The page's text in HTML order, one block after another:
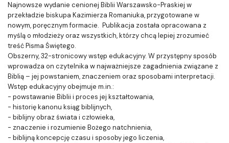
Najnowsze wydanie cenionej Biblii Warszawsko-Praskiej w
przekładzie biskupa Kazimierza Romaniuka, przygotowane w
nowym, poręcznym formacie. Publikacja została opracowana z
myślą o młodzieży oraz wszystkich, którzy chcą lepiej zrozumieć
treść Pisma Świętego.
Obszerny, 32-stronicowy wstęp edukacyjny. W przystępny sposób
wprowadza on czytelnika w najważniejsze zagadnienia związane z
Biblią – jej powstaniem, znaczeniem oraz sposobami interpretacji.
Wstęp edukacyjny obejmuje m.in.:
- powstawanie Biblii i proces jej kształtowania,
- historię kanonu ksiąg biblijnych,
- biblijny obraz świata i człowieka,
- znaczenie i rozumienie Bożego natchnienia,
- biblijną koncepcję czasu i sposoby jego liczenia,